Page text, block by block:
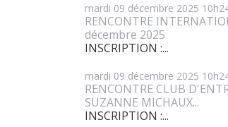
mardi 09 décembre 2025
RENCONTRE
décembre 2025
INSCRIPTION :...
mardi 09 décembre 2025
RENCONTRE CLUB
SUZANNE MICHAUX...
INSCRIPTION :...